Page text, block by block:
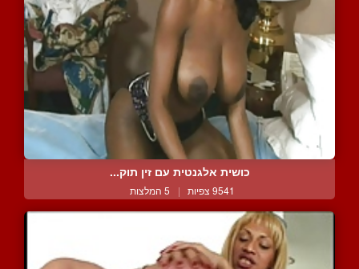
כושית אלגנטית עם זין תוק...
9541 צפיות | 5 המלצות